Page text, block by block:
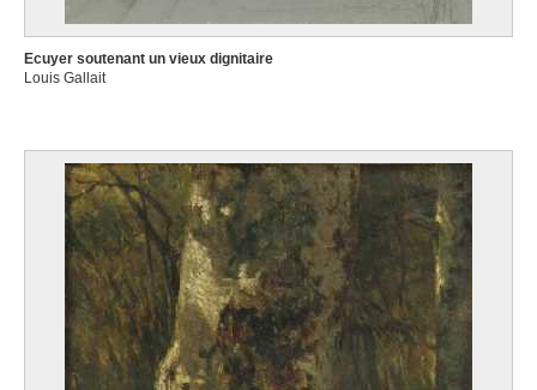
Ecuyer soutenant un vieux dignitaire
Louis Gallait